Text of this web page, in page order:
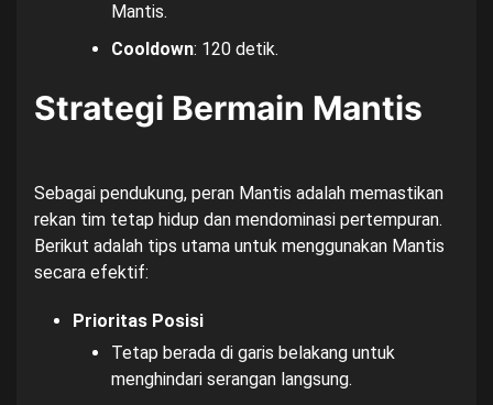
Mantis.
Cooldown: 120 detik.
Strategi Bermain Mantis
Sebagai pendukung, peran Mantis adalah memastikan
rekan tim tetap hidup dan mendominasi pertempuran.
Berikut adalah tips utama untuk menggunakan Mantis
secara efektif:
Prioritas Posisi
Tetap berada di garis belakang untuk
menghindari serangan langsung.